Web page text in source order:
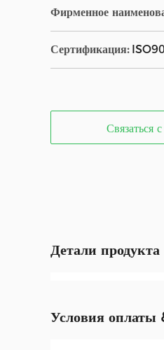
Фирменное
Сертификация:
Связаться
Детали продукта
Условия оплаты